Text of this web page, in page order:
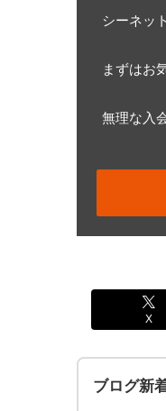
シーネッ
まずはお
無理な入
X
ブログ新